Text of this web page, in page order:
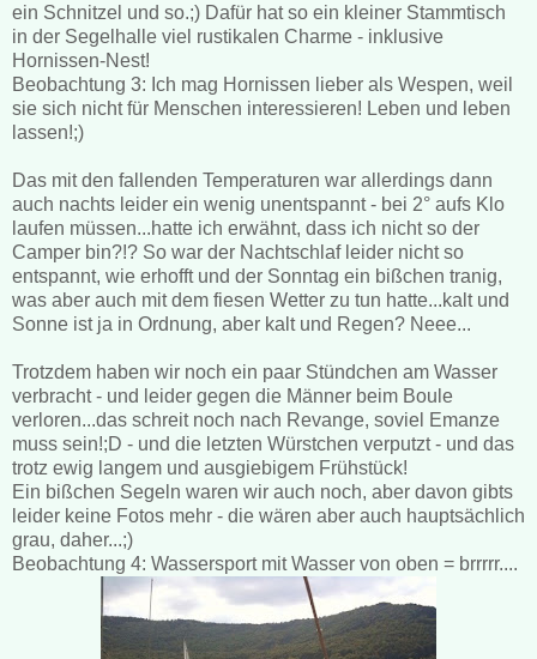
ein Schnitzel und so.;) Dafür hat so ein kleiner Stammtisch
in der Segelhalle viel rustikalen Charme - inklusive
Hornissen-Nest!
Beobachtung 3: Ich mag Hornissen lieber als Wespen, weil
sie sich nicht für Menschen interessieren! Leben und leben
lassen!;)
Das mit den fallenden Temperaturen war allerdings dann
auch nachts leider ein wenig unentspannt - bei 2° aufs Klo
laufen müssen...hatte ich erwähnt, dass ich nicht so der
Camper bin?!? So war der Nachtschlaf leider nicht so
entspannt, wie erhofft und der Sonntag ein bißchen tranig,
was aber auch mit dem fiesen Wetter zu tun hatte...kalt und
Sonne ist ja in Ordnung, aber kalt und Regen? Neee...
Trotzdem haben wir noch ein paar Stündchen am Wasser
verbracht - und leider gegen die Männer beim Boule
verloren...das schreit noch nach Revange, soviel Emanze
muss sein!;D - und die letzten Würstchen verputzt - und das
trotz ewig langem und ausgiebigem Frühstück!
Ein bißchen Segeln waren wir auch noch, aber davon gibts
leider keine Fotos mehr - die wären aber auch hauptsächlich
grau, daher...;)
Beobachtung 4: Wassersport mit Wasser von oben = brrrrr....